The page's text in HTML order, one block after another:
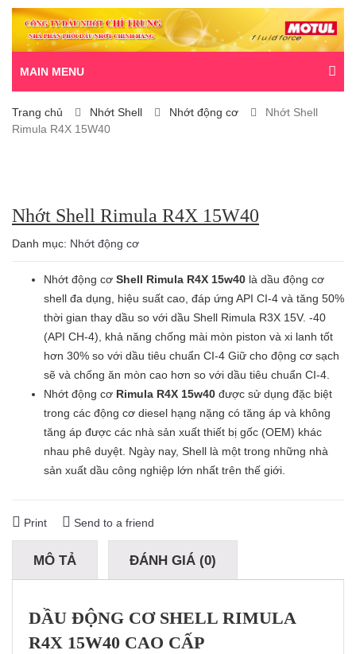
MAIN MENU
Trang chủ Nhớt Shell Nhớt động cơ
Nhớt Shell
Rimula R4X 15W40
Nhớt Shell Rimula R4X 15W40
Danh mục: Nhớt động cơ
Nhớt động cơ Shell Rimula R4X 15w40 là dầu động cơ
shell đa dụng, hiệu suất cao, đáp ứng API CI-4 và tăng 50%
thời gian thay dầu so với dầu Shell Rimula R3X 15V. -40
(API CH-4), khả năng chống mài mòn piston và xi lanh tốt
hơn 30% so với dầu tiêu chuẩn CI-4 Giữ cho động cơ sạch
sẽ và chống ăn mòn cao hơn so với dầu tiêu chuẩn CI-4.
Nhớt động cơ Rimula R4X 15w40 được sử dụng đặc biệt
trong các động cơ diesel hạng nặng có tăng áp và không
tăng áp được các nhà sản xuất thiết bị gốc (OEM) khác
nhau phê duyệt. Ngày nay, Shell là một trong những nhà
sản xuất dầu công nghiệp lớn nhất trên thế giới.
Print Send to a friend
MÔ TẢ ĐÁNH GIÁ (0)
DẦU ĐỘNG CƠ SHELL RIMULA
R4X 15W40 CAO CẤP